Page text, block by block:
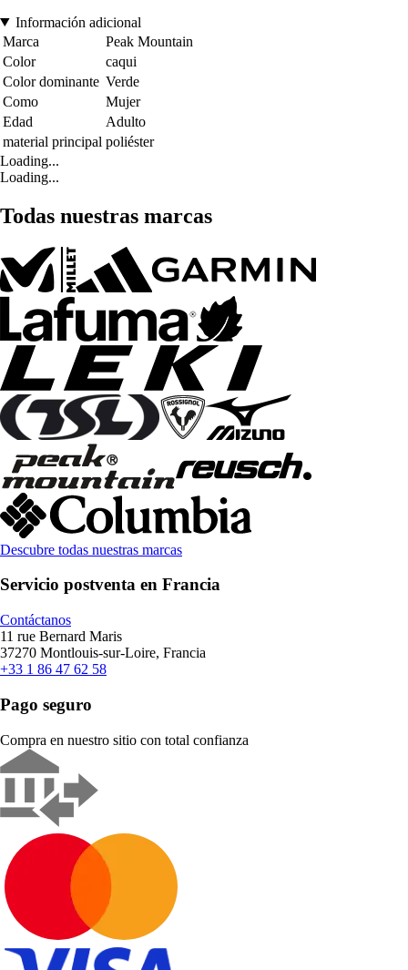
Información adicional
Marca
Peak Mountain
Color
caqui
Color dominante Verde
Como
Mujer
Edad
Adulto
material principal poliéster
Loading...
Loading...
Todas nuestras marcas
Descubre todas nuestras marcas
Servicio postventa en Francia
Contáctanos
11 rue Bernard Maris
37270 Montlouis-sur-Loire, Francia
+33 1 86 47 62 58
Pago seguro
Compra en nuestro sitio con total confianza